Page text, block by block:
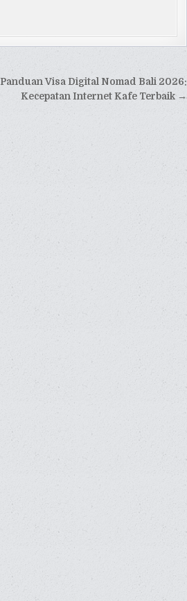
Panduan Visa Digital Nomad Bali 2026:
Kecepatan Internet Kafe Terbaik →